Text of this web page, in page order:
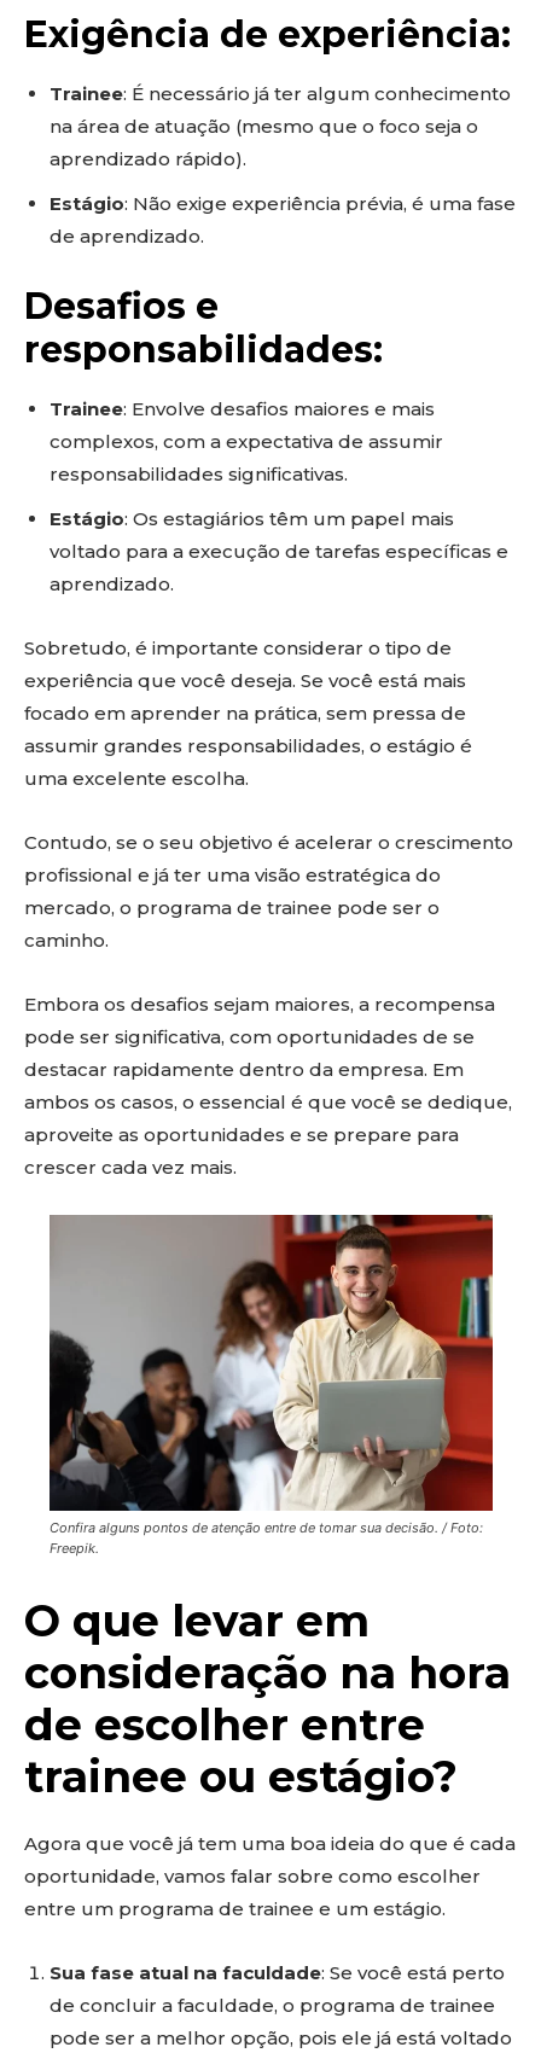
Exigência de experiência:
Trainee: É necessário já ter algum conhecimento
na área de atuação (mesmo que o foco seja o
aprendizado rápido).
Estágio: Não exige experiência prévia, é uma fase
de aprendizado.
Desafios e
responsabilidades:
Trainee: Envolve desafios maiores e mais
complexos, com a expectativa de assumir
responsabilidades significativas.
Estágio: Os estagiários têm um papel mais
voltado para a execução de tarefas específicas e
aprendizado.
Sobretudo, é importante considerar o tipo de
experiência que você deseja. Se você está mais
focado em aprender na prática, sem pressa de
assumir grandes responsabilidades, o estágio é
uma excelente escolha.
Contudo, se o seu objetivo é acelerar o crescimento
profissional e já ter uma visão estratégica do
mercado, o programa de trainee pode ser o
caminho.
Embora os desafios sejam maiores, a recompensa
pode ser significativa, com oportunidades de se
destacar rapidamente dentro da empresa. Em
ambos os casos, o essencial é que você se dedique,
aproveite as oportunidades e se prepare para
crescer cada vez mais.
Confira alguns pontos de atenção entre de tomar sua decisão. / Foto:
Freepik.
O que levar em
consideração na hora
de escolher entre
trainee ou estágio?
Agora que você já tem uma boa ideia do que é cada
oportunidade, vamos falar sobre como escolher
entre um programa de trainee e um estágio.
Sua fase atual na faculdade: Se você está perto
de concluir a faculdade, o programa de trainee
pode ser a melhor opção, pois ele já está voltado